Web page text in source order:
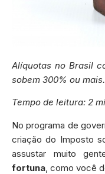
Alíquotas no Brasil
sobem 300% ou mais.
Tempo de leitura: 2
No programa de
criação do Imposto
assustar muito
fortuna , como você